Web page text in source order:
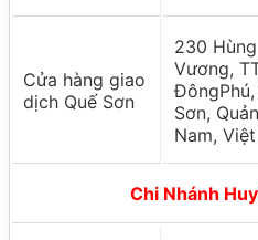
Cửa hàng giao
dịch Quế Sơn
230 Hùng
Vương,
ĐôngPhú,
Sơn,
Nam,
Chi Nhánh